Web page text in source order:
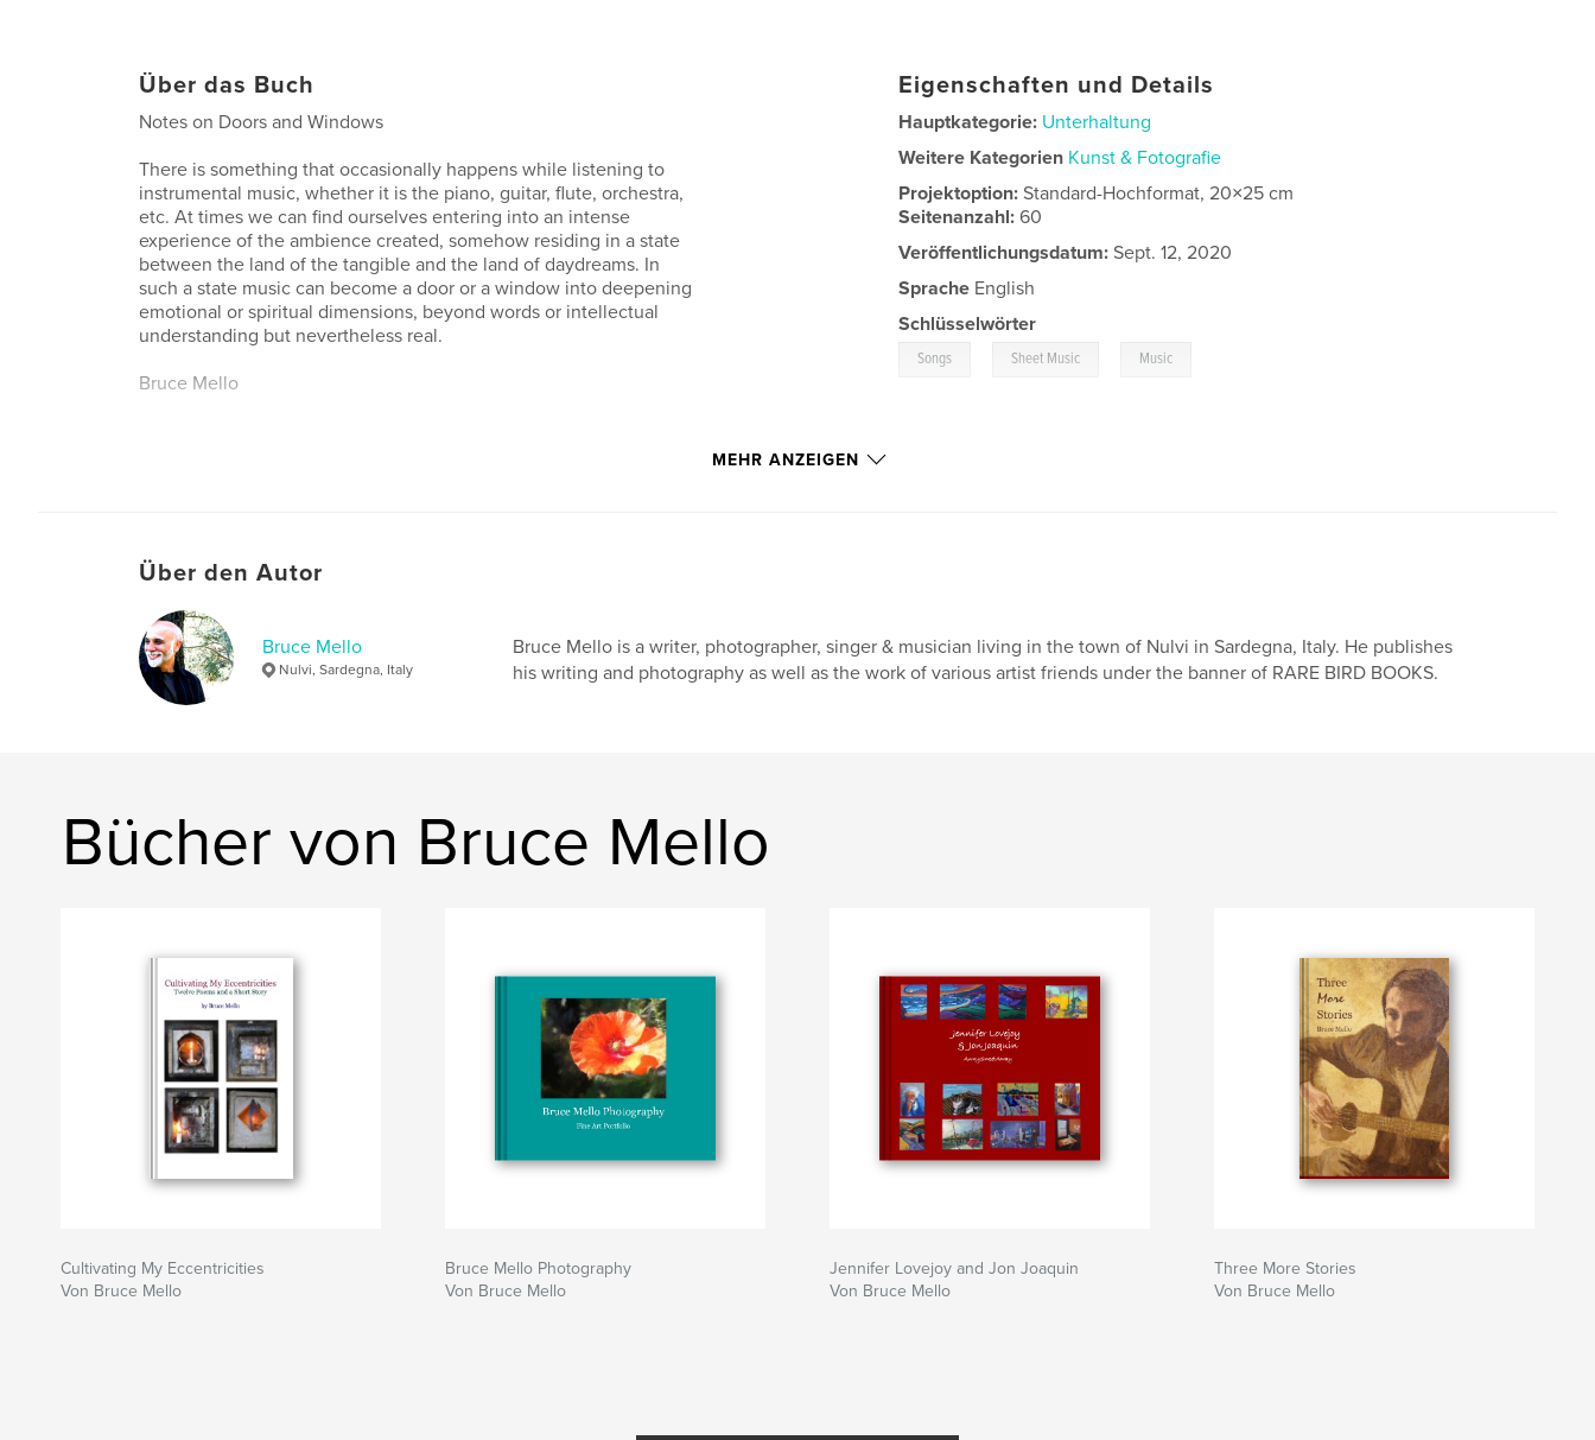
Über das Buch
Notes on Doors and Windows
There is something that occasionally happens while listening to
instrumental music, whether it is the piano, guitar, flute, orchestra,
etc. At times we can find ourselves entering into an intense
experience of the ambience created, somehow residing in a state
between the land of the tangible and the land of daydreams. In
such a state music can become a door or a window into deepening
emotional or spiritual dimensions, beyond words or intellectual
understanding but nevertheless real.
Bruce Mello
Eigenschaften und Details
Hauptkategorie: Unterhaltung
Weitere Kategorien Kunst & Fotografie
Projektoption:Standard-Hochformat, 20×25 cm
Seitenanzahl:60
Veröffentlichungsdatum: Sept. 12, 2020
Sprache English
Schlüsselwörter
Songs Sheet Music Music
MEHR ANZEIGEN
Über den Autor
Bruce Mello
Nulvi, Sardegna, Italy
Bruce Mello is a writer, photographer, singer & musician living in the town of Nulvi in Sardegna, Italy. He publishes
his writing and photography as well as the work of various artist friends under the banner of RARE BIRD BOOKS.
Bücher von Bruce Mello
Cultivating My Eccentricities
Von Bruce Mello
Bruce Mello Photography
Von Bruce Mello
Jennifer Lovejoy and Jon Joaquin
Von Bruce Mello
Three More Stories
Von Bruce Mello